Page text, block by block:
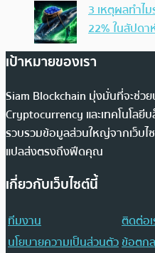
3 เหตุผลทำไ
22% ในสัปดา
เป้าหมายของเรา
Siam Blockchain มุ่งมั่นที่จะช่ว
Cryptocurrency และเทคโนโลยี
รวบรวมข้อมูลส่วนใหญ่จากเว็บไ
แปลส่งตรงถึงฟีดคุณ
เกี่ยวกับเว็บไซต์นี้
ทีมงาน
ติดต่อ
นโยบายความเป็นส่วนตัวข้อตก